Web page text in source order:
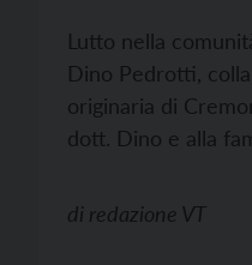
Lutto nella
Dino Pedrotti,
originaria di
dott. Dino e alla
di redazione VT